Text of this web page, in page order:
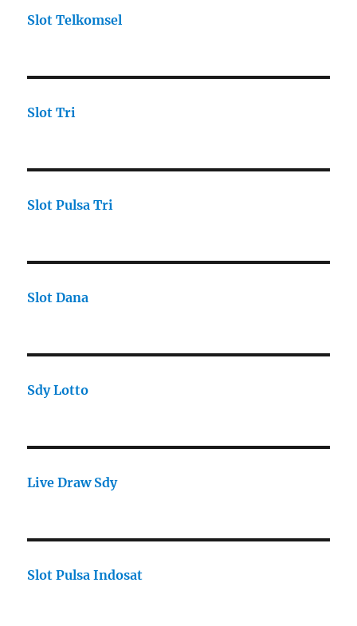
Slot Telkomsel
Slot Tri
Slot Pulsa Tri
Slot Dana
Sdy Lotto
Live Draw Sdy
Slot Pulsa Indosat